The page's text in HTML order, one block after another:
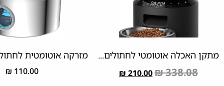
מתקן האכלה אוטומטי לחתולים...
₪338.08
₪ 210.00
מזרקה אוטומטית
₪ 110.00